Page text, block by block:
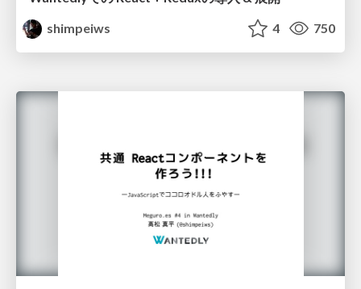
shimpeiws
4 750